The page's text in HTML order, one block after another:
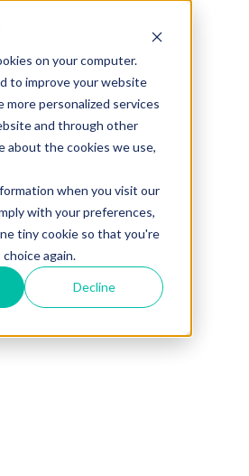
on your computer.
to improve your website
more personalized services
and through other
about the cookies we use,
when you visit our
with your preferences,
tiny cookie so that you're
again.
Decline